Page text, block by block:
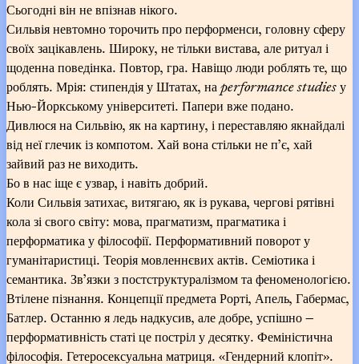
Сьогодні він не впізнав нікого.
Сильвія невтомно торочить про перформенси, головну сферу
своїх зацікавлень. Широку, не тільки вистава, але ритуал і
щоденна поведінка. Повтор, гра. Навіщо люди роблять те, що
роблять. Мрія: стипендія у Штатах, наperformance studiesу
Нью-Йоркському університеті. Папери вже подано.
Дивлюся на Сильвію, як на картину, і переставляю якнайдалі
від неї глечик із компотом. Хай вона стільки не п’є, хай
зайвий раз не виходить.
Бо в нас іще є узвар, і навіть добрий.
Коли Сильвія затихає, витягаю, як із рукава, чергові рятівні
кола зі свого світу: мова, прагматизм, прагматика і
перформатика у філософії. Перформативний поворот у
гуманітаристиці. Теорія мовленнєвих актів. Семіотика і
семантика. Зв’язки з постструктуралізмом та феноменологією.
Втілене пізнання. Концепції предмета Рорті, Апель, Габермас,
Батлер. Останню я ледь надкусив, але добре, успішно —
перформативність статі це постріл у десятку. Феміністична
філософія. Гетеросексуальна матриця. «Гендерний клопіт».